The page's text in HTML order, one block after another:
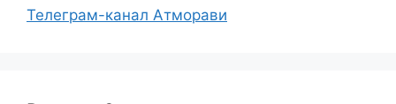
Телеграм-канал Атморави